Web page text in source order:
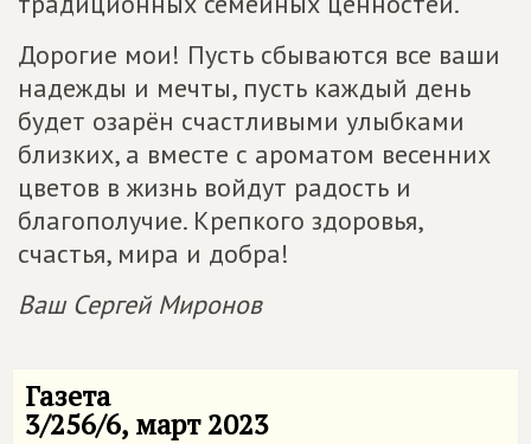
Дорогие мои! Пусть сбываются все ваши
надежды и мечты, пусть каждый день
будет озарён счастливыми улыбками
близких, а вместе с ароматом весенних
цветов в жизнь войдут радость и
благополучие. Крепкого здоровья,
счастья, мира и добра!
Ваш Сергей Миронов
Газета
3/256/6, март 2023